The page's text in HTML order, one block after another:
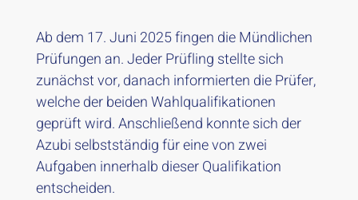
Ab dem 17. Juni 2025 fingen die Mündlichen
Prüfungen an. Jeder Prüfling stellte sich
zunächst vor, danach informierten die Prüfer,
welche der beiden Wahlqualifikationen
geprüft wird. Anschließend konnte sich der
Azubi selbstständig für eine von zwei
Aufgaben innerhalb dieser Qualifikation
entscheiden.